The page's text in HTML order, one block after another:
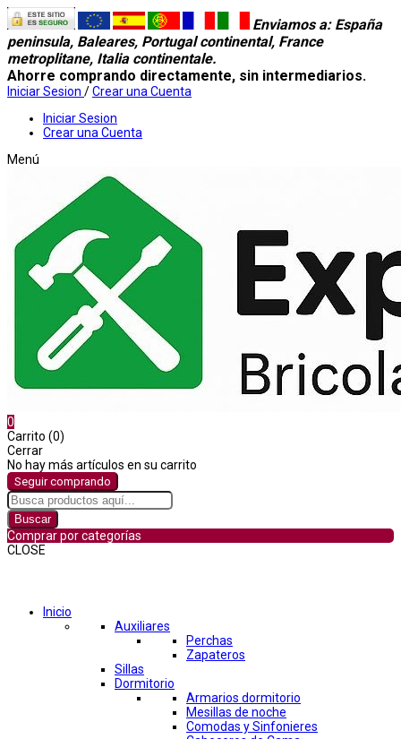
Enviamos a: España
peninsula, Baleares, Portugal continental, France
metroplitane, Italia continentale.
Ahorre comprando directamente, sin intermediarios.
Iniciar Sesion /Crear una Cuenta
Iniciar Sesion
Crear una Cuenta
Menú
0
Carrito (0)
Cerrar
No hay más artículos en su carrito
Seguir comprando
Buscar
Comprar por categorías
CLOSE
Inicio
Auxiliares
Perchas
Zapateros
Sillas
Dormitorio
Armarios dormitorio
Mesillas de noche
Comodas y Sinfonieres